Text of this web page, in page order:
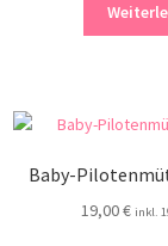
Baby-
19,00€ inkl.